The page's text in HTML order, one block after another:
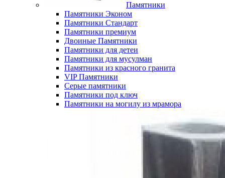
Памятники
Памятники Эконом
Памятники Стандарт
Памятники премиум
Двоиные Памятники
Памятники для детеи
Памятники для мусулман
Памятники из красного гранита
VIP Памятники
Серые памятники
Памятники под ключ
Памятники на могилу из мрамора